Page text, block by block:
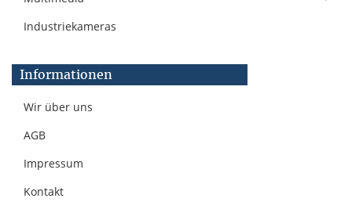
Industriekameras
Informationen
Wir über uns
AGB
Impressum
Kontakt